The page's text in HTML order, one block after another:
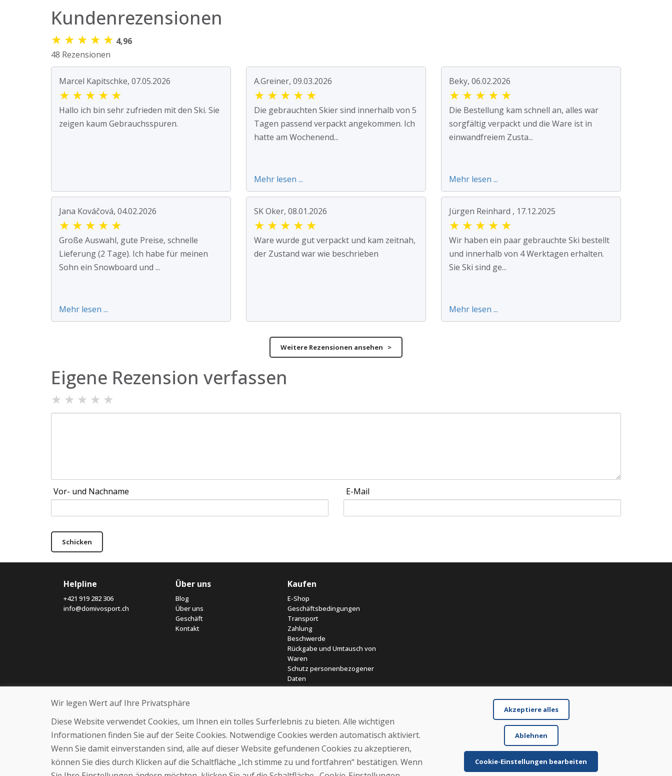
Kundenrezensionen
★ ★ ★ ★ ★ 4,96
48 Rezensionen
Marcel Kapitschke, 07.05.2026
★ ★ ★ ★ ★
Hallo ich bin sehr zufrieden mit den Ski. Sie
zeigen kaum Gebrauchsspuren.
A.Greiner, 09.03.2026
★ ★ ★ ★ ★
Die gebrauchten Skier sind innerhalb von 5
Tagen passend verpackt angekommen. Ich
hatte am Wochenend...
Mehr lesen ...
Beky, 06.02.2026
★ ★ ★ ★ ★
Die Bestellung kam schnell an, alles war
sorgfältig verpackt und die Ware ist in
einwandfreiem Zusta...
Mehr lesen ...
Jana Kováčová, 04.02.2026
★ ★ ★ ★ ★
Große Auswahl, gute Preise, schnelle
Lieferung (2 Tage). Ich habe für meinen
Sohn ein Snowboard und ...
Mehr lesen ...
SK Oker, 08.01.2026
★ ★ ★ ★ ★
Ware wurde gut verpackt und kam zeitnah,
der Zustand war wie beschrieben
Jürgen Reinhard , 17.12.2025
★ ★ ★ ★ ★
Wir haben ein paar gebrauchte Ski bestellt
und innerhalb von 4 Werktagen erhalten.
Sie Ski sind ge...
Mehr lesen ...
Weitere Rezensionen ansehen >
Eigene Rezension verfassen
★ ★ ★ ★ ★
Vor- und Nachname E-Mail
Schicken
Helpline
+421 919 282 306
info@domivosport.ch
Über uns
Blog
Über uns
Geschäft
Kontakt
Kaufen
E-Shop
Geschäftsbedingungen
Transport
Zahlung
Beschwerde
Rückgabe und Umtausch von
Waren
Schutz personenbezogener
Daten
Cookies
© DOMIVOSPORT 2026, Alle Rechte vorbehalten
Wir legen Wert auf Ihre Privatsphäre
Diese Website verwendet Cookies, um Ihnen ein tolles Surferlebnis zu bieten. Alle wichtigen
Informationen finden Sie auf der Seite Cookies. Notwendige Cookies werden automatisch aktiviert.
Wenn Sie damit einverstanden sind, alle auf dieser Website gefundenen Cookies zu akzeptieren,
können Sie dies durch Klicken auf die Schaltfläche „Ich stimme zu und fortfahren“ bestätigen. Wenn
Akzeptiere alles
Ablehnen
Cookie-Einstellungen bearbeiten